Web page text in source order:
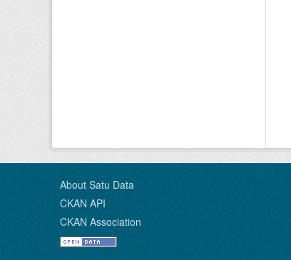
About Satu Data
CKAN API
CKAN Association